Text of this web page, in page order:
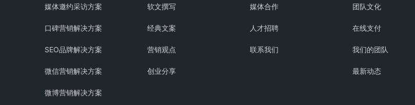
媒体邀约采访方案
口碑营销解决方案
SEO品牌解决方案
微信营销解决方案
微博营销解决方案
软文撰写
经典文案
营销观点
创业分享
媒体合作
人才招聘
联系我们
团队文化
在线支付
我们的团队
最新动态